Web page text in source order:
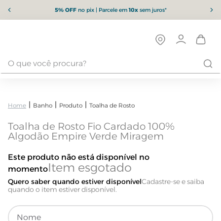
5% OFFno pix | Parcele em10xsem juros*
Banho Produto Toalha de Rosto
Toalha de Rosto Fio Cardado 100%
Algodão Empire Verde Miragem
Este produto não está disponível no
momento
Quero saber quando estiver disponível